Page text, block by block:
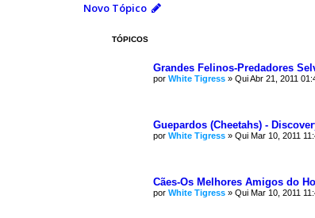
Novo Tópico
TÓPICOS
Grandes Felinos-Predadores
por White Tigress » Qui Abr 21, 2011
Guepardos (Cheetahs) -
por White Tigress » Qui Mar 10, 2011
Cães-Os Melhores Amigos do
por White Tigress » Qui Mar 10, 2011